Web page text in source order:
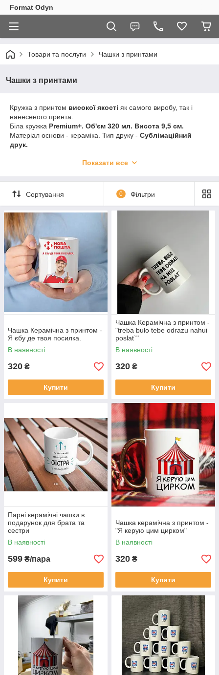
Format Odyn
Товари та послуги Чашки з принтами
Чашки з принтами
Кружка з принтом високої якості як самого виробу, так і
нанесеного принта.
Біла кружка Premium+. Об'єм 320 мл. Висота 9,5 см.
Матеріал основи - кераміка. Тип друку - Сублімаційний
друк.
температури. За умов належного догляду довгий час зберігає
Сподобався принт?
Можемо його повторити нафутболках, худі та та іншому
одязі.
Можливе нанесення
персональних дат та будь-якого іншого принта.
Показати все
Сортування 0 Фільтри
Чашка Керамічна з принтом -
Я єбу де твоя посилка.
В наявності
320 ₴
Купити
Чашка Керамічна з принтом -
"treba bulo tebe odrazu nahui
poslat`"
В наявності
320 ₴
Купити
Парні керамічні чашки в
подарунок для брата та
сестри
В наявності
599 ₴/пара
Купити
Чашка керамічна з принтом -
"Я керую цим цирком"
В наявності
320 ₴
Купити